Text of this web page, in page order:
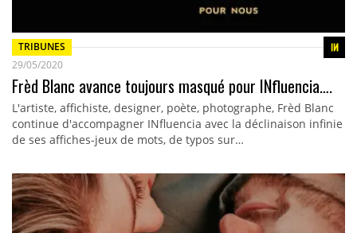
TRIBUNES
29/05/2020
Frèd Blanc avance toujours masqué pour INfluencia….
L'artiste, affichiste, designer, poète, photographe, Frèd Blanc
continue d'accompagner INfluencia avec la déclinaison infinie
de ses affiches-jeux de mots, de typos sur…